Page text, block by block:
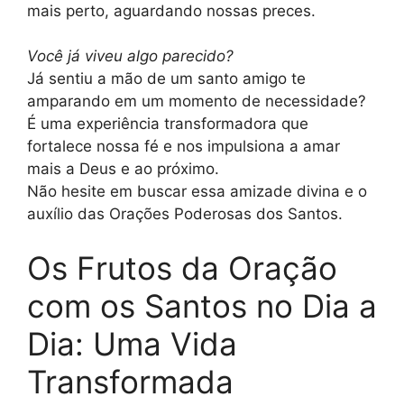
mais perto, aguardando nossas preces.
Você já viveu algo parecido?
Já sentiu a mão de um santo amigo te
amparando em um momento de necessidade?
É uma experiência transformadora que
fortalece nossa fé e nos impulsiona a amar
mais a Deus e ao próximo.
Não hesite em buscar essa amizade divina e o
auxílio das Orações Poderosas dos Santos.
Os Frutos da Oração
com os Santos no Dia a
Dia: Uma Vida
Transformada